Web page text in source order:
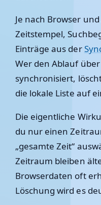
Je nach Browser
Zeitstempel,
Einträge aus der
Wer den Ablauf
synchronisiert,
die lokale Liste auf
Die eigentliche
du nur einen
„gesamte Zeit“
Zeitraum bleiben
Browserdaten oft
Löschung wird es